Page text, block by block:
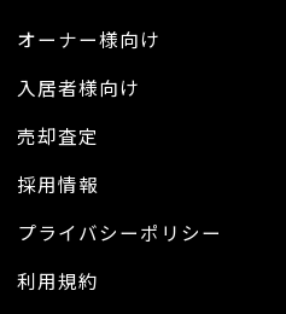
オーナー様向け
入居者様向け
売却査定
採用情報
プライバシーポリシー
利用規約